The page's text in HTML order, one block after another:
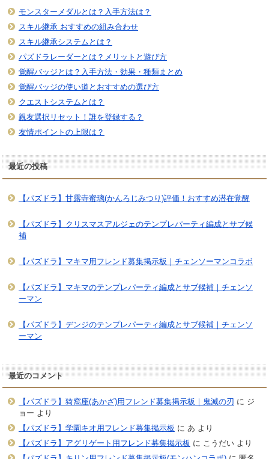
モンスターメダルとは？入手方法は？
スキル継承 おすすめの組み合わせ
スキル継承システムとは？
パズドラレーダーとは？メリットと遊び方
覚醒バッジとは？入手方法・効果・種類まとめ
覚醒バッジの使い道とおすすめの選び方
クエストシステムとは？
親友選択リセット！誰を登録する？
友情ポイントの上限は？
最近の投稿
【パズドラ】甘露寺蜜璃(かんろじみつり)評価！おすすめ潜在覚醒
【パズドラ】クリスマスアルジェのテンプレパーティ編成とサブ候
補
【パズドラ】マキマ用フレンド募集掲示板｜チェンソーマンコラボ
【パズドラ】マキマのテンプレパーティ編成とサブ候補｜チェンソ
ーマン
【パズドラ】デンジのテンプレパーティ編成とサブ候補｜チェンソ
ーマン
最近のコメント
【パズドラ】猗窩座(あかざ)用フレンド募集掲示板｜鬼滅の刃 に ジ
ョー より
【パズドラ】学園キオ用フレンド募集掲示板 に あ より
【パズドラ】アグリゲート用フレンド募集掲示板 に こうだいより